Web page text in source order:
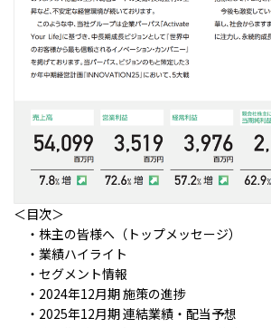
＜目次＞
・株主の皆様へ（トップメッセージ）
・業績ハイライト
・セグメント情報
・2024年12月期 施策の進捗
・2025年12月期 連結業績・配当予想